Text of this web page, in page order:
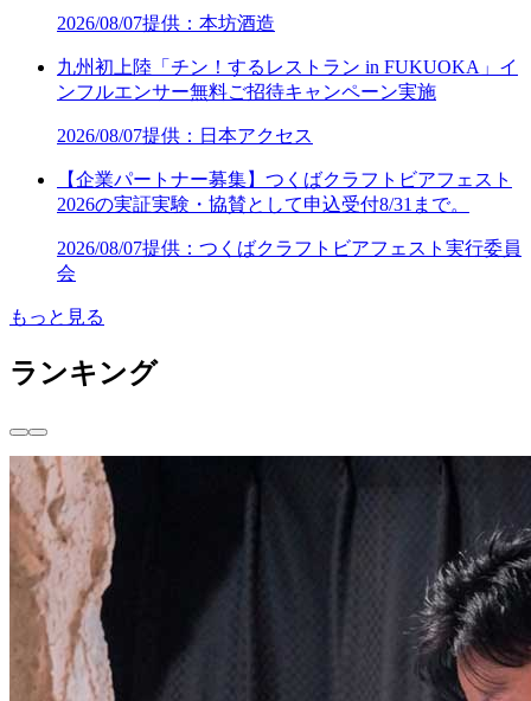
2026/08/07提供：本坊酒造
九州初上陸「チン！するレストラン in FUKUOKA」イ
ンフルエンサー無料ご招待キャンペーン実施
2026/08/07提供：日本アクセス
【企業パートナー募集】つくばクラフトビアフェスト
2026の実証実験・協賛として申込受付8/31まで。
2026/08/07提供：つくばクラフトビアフェスト実行委員
会
もっと見る
ランキング